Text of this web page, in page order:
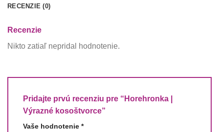
RECENZIE (0)
Recenzie
Nikto zatiaľ nepridal hodnotenie.
Pridajte prvú recenziu pre “Horehronka |
Výrazné kosoštvorce”
Vaše hodnotenie *